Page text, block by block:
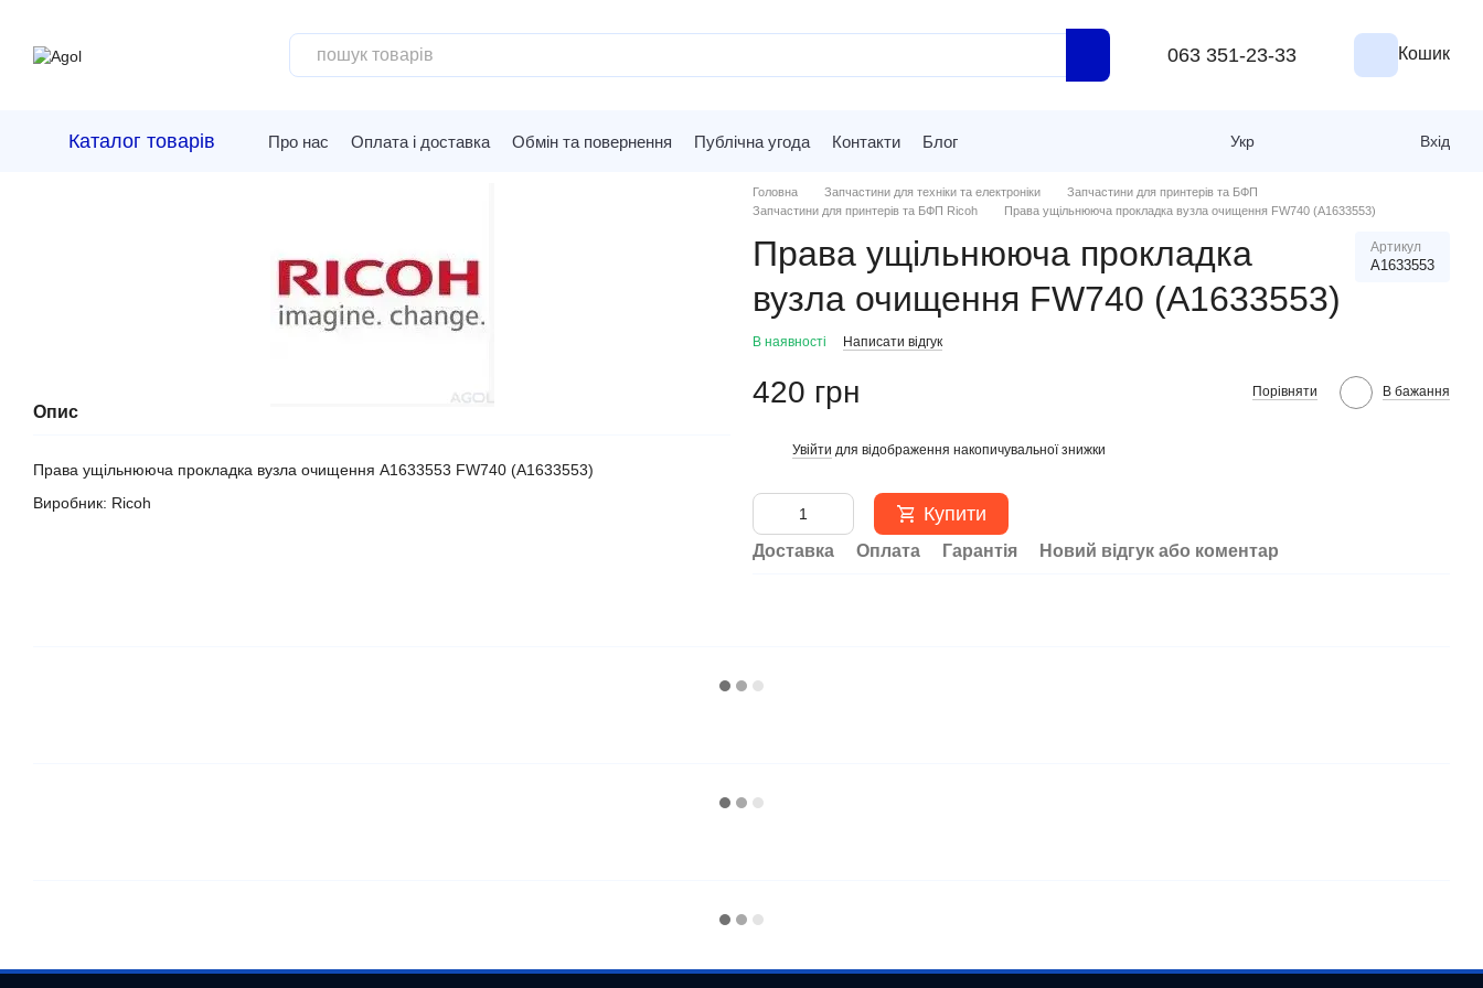
063 351-23-33 Кошик
Каталог товарів Про нас Оплата і доставка Обмін та повернення Публічна угода Контакти Блог Укр Вхід
Опис
Права ущільнююча прокладка вузла очищення A1633553 FW740 (A1633553)
Виробник: Ricoh
Головна Запчастини для техніки та електроніки
Запчастини для принтерів та БФП
Запчастини для принтерів та БФП Ricoh
Права ущільнююча прокладка вузла очищення FW740 (A1633553)
Права ущільнююча прокладка
вузла очищення FW740 (A1633553)
Артикул
A1633553
В наявності Написати відгук
420 грн Порівняти В бажання
Увійти для відображення накопичувальної знижки
Купити
Доставка Оплата Гарантія Новий відгук або коментар